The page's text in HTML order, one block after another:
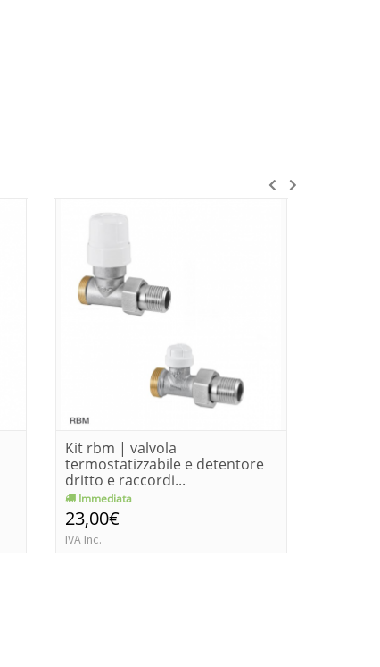
Kit rbm | valvola
termostatizzabile e detentore
dritto e raccordi...
Immediata
23,00€
IVA Inc.